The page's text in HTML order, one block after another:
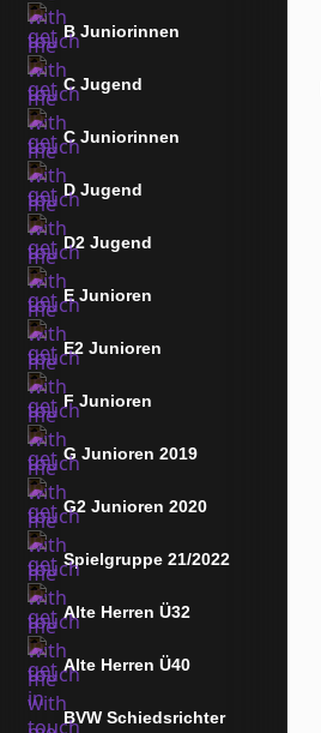
B Juniorinnen
C Jugend
C Juniorinnen
D Jugend
D2 Jugend
E Junioren
E2 Junioren
F Junioren
G Junioren 2019
G2 Junioren 2020
Spielgruppe 21/2022
Alte Herren Ü32
Alte Herren Ü40
BVW Schiedsrichter